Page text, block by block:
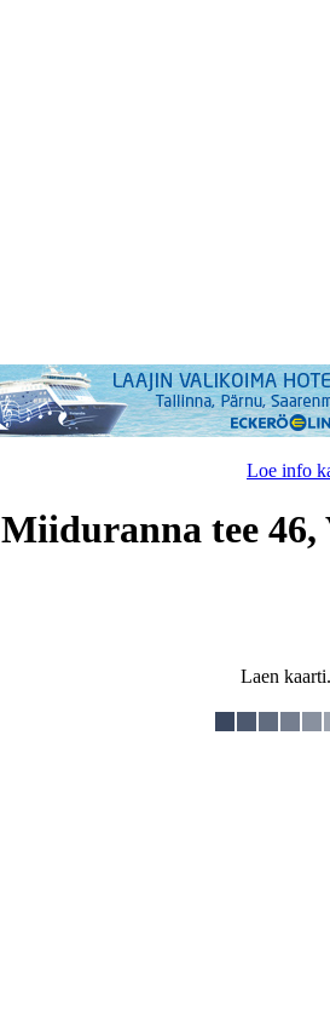
Loe info
Miiduranna tee
Laen